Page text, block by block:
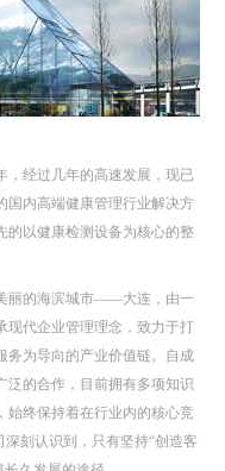
，经过几年的高速发展，现已
国内高端健康管理行业解决方
的以健康检测设备为核心的整
丽的海滨城市——大连，由一
现代企业管理理念，致力于打
务为导向的产业价值链。自成
泛的合作，目前拥有多项知识
始终保持着在行业内的核心竞
刻认识到，只有坚持“创造客